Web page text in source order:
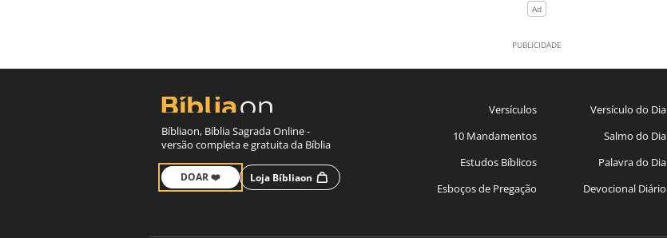
Bíbliaon, Bíblia Sagrada Online -
versão completa e gratuita da Bíblia
DOAR ❤️ Loja Bíbliaon
Versículos
10 Mandamentos
Estudos Bíblicos
Esboços de Pregação
Versículo do Dia
Salmo do Dia
Palavra do Dia
Devocional Diário